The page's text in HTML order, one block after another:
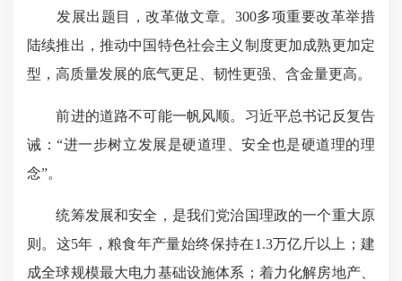
发展出题目，改革做文章。300多项重要改革举措
陆续推出，推动中国特色社会主义制度更加成熟更加定
型，高质量发展的底气更足、韧性更强、含金量更高。
前进的道路不可能一帆风顺。习近平总书记反复告
诫：“进一步树立发展是硬道理、安全也是硬道理的理
念”。
统筹发展和安全，是我们党治国理政的一个重大原
则。这5年，粮食年产量始终保持在1.3万亿斤以上；建
成全球规模最大电力基础设施体系；着力化解房地产、